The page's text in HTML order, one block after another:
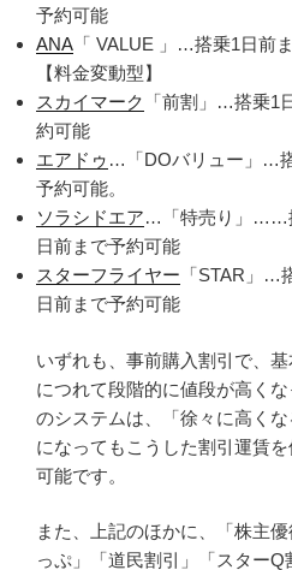
予約可能
ANA 「 VALUE 」…搭乗1日前
【料金変動型】
スカイマーク
「前割」…搭乗1
約可能
エアドゥ …「DOバリュー」…
予約可能。
ソラシドエア…「特売り」……
日前まで予約可能
スターフライヤー 「STAR」…
日前まで予約可能
いずれも、事前購入割引で、
につれて段階的に値段が高く
のシステムは、「徐々に高く
になってもこうした割引運賃
可能です。
また、上記のほかに、「株主
っぷ」「道民割引」「スター